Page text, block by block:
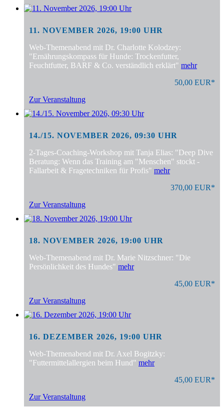
11. NOVEMBER 2026, 19:00 UHR
Web-Themenabend mit Dr. Charlotte Kolodzey:
"Ernährungskompass für Hunde: Trockenfutter,
Feuchtfutter, BARF & Co. verständlich erklärt" mehr
50,00 EUR*
Zur Veranstaltung
14./15. NOVEMBER 2026, 09:30 UHR
2-Tages-Coaching-Workshop mit Tanja Elias: "Deep Dive
Beratung: Wenn das Training am "Menschen" stockt -
Fallarbeit & Fragetechniken für Profis" mehr
370,00 EUR*
Zur Veranstaltung
18. NOVEMBER 2026, 19:00 UHR
Web-Themenabend mit Dr. Marie Nitzschner: "Die
Persönlichkeit des Hundes" mehr
45,00 EUR*
Zur Veranstaltung
16. DEZEMBER 2026, 19:00 UHR
Web-Themenabend mit Dr. Axel Bogitzky:
"Futtermittelallergien beim Hund" mehr
45,00 EUR*
Zur Veranstaltung